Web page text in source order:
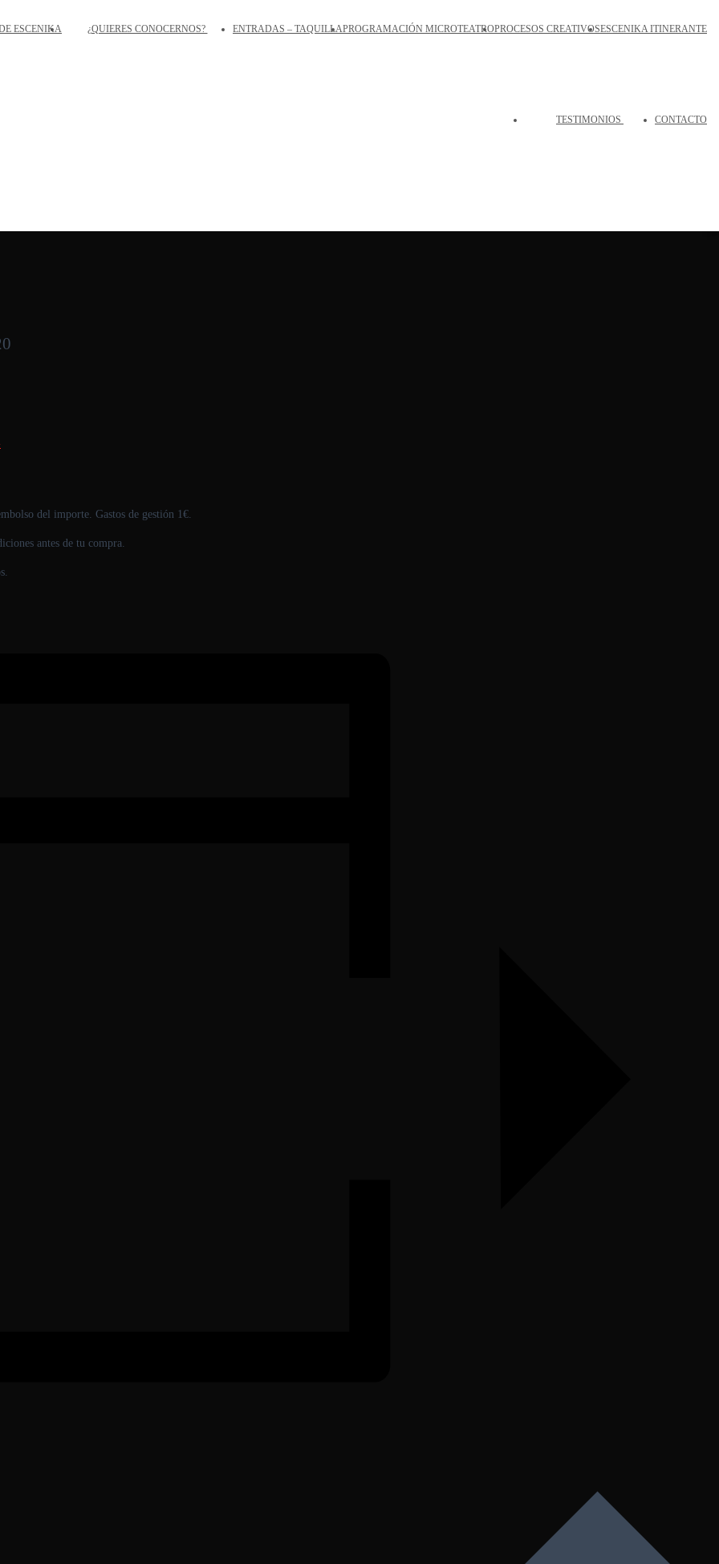
ESCENIKA ¿QUIERES CONOCERNOS? ENTRADAS – TAQUILLAPROGRAMACIÓN MICROTEATROPROCESOS CREATIVOSESCENIKA ITINERANTE
TESTIMONIOS CONTACTO
del importe. Gastos de gestión 1€.
antes de tu compra.